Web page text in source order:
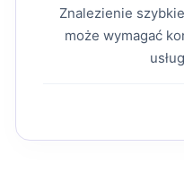
Znalezienie
może wymagać